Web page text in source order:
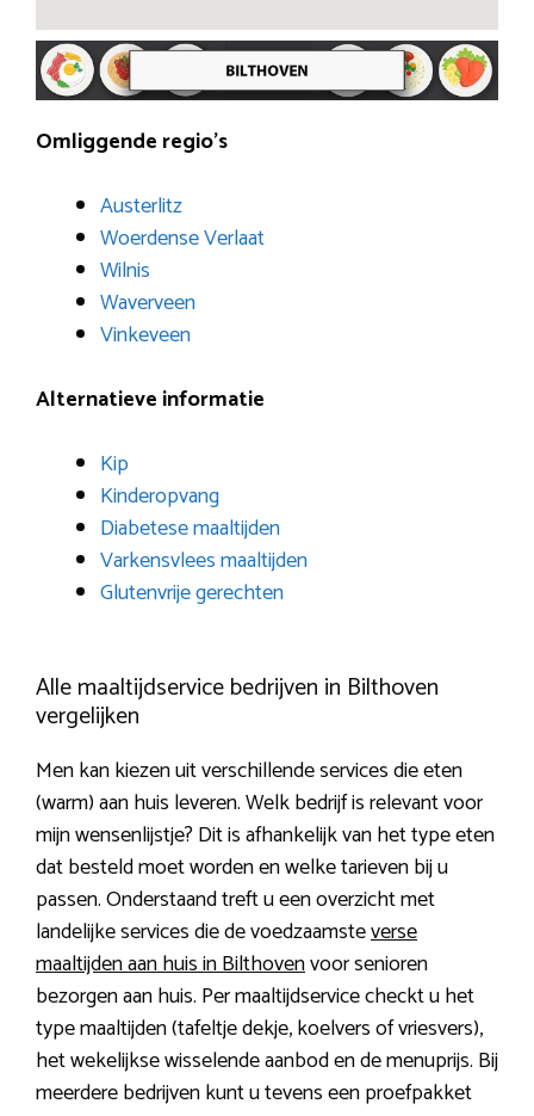
Omliggende regio’s
Austerlitz
Woerdense Verlaat
Wilnis
Waverveen
Vinkeveen
Alternatieve informatie
Kip
Kinderopvang
Diabetese maaltijden
Varkensvlees maaltijden
Glutenvrije gerechten
Alle maaltijdservice bedrijven in Bilthoven
vergelijken
Men kan kiezen uit verschillende services die eten
(warm) aan huis leveren. Welk bedrijf is relevant voor
mijn wensenlijstje? Dit is afhankelijk van het type eten
dat besteld moet worden en welke tarieven bij u
passen. Onderstaand treft u een overzicht met
landelijke services die de voedzaamsteverse
maaltijden aan huis in Bilthovenvoor senioren
bezorgen aan huis. Per maaltijdservice checkt u het
type maaltijden (tafeltje dekje, koelvers of vriesvers),
het wekelijkse wisselende aanbod en de menuprijs. Bij
meerdere bedrijven kunt u tevens een proefpakket